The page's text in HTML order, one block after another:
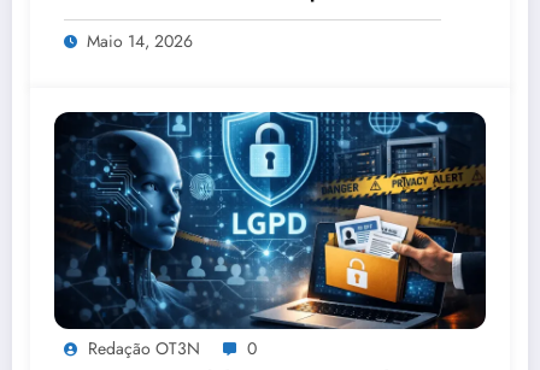
Tecnologia, IA e Proteção de Dados no
Congresso de Direito Digital da OAB
Maio 14, 2026
Redação OT3N 0